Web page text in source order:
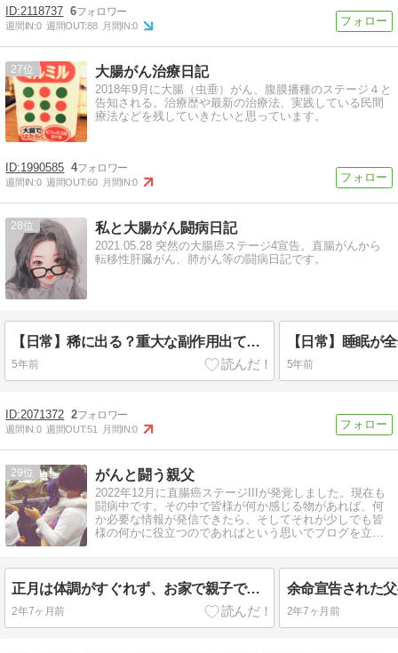
2118737 6
週間IN:0 週間OUT:88 月間IN:0
27 大腸がん治療日記
2018年9月に大腸（虫垂）がん、腹膜播種のステージ４と
告知される。治療歴や最新の治療法、実践している民間
療法などを残していきたいと思っています。
1990585 4
週間IN:0 週間OUT:60 月間IN:0
28 私と大腸がん闘病日記
2021.05.28 突然の大腸癌ステージ4宣告。直腸がんから
転移性肝臓がん、肺がん等の闘病日記です。
【日常】稀に出る？重大な副作用出てます-副作用経過観察15日目
5年前 5年前
2071372 2
週間IN:0 週間OUT:51 月間IN:0
29 がんと闘う親父
2022年12月に直腸癌ステージIIIが発覚しました。現在も
闘病中です。その中で皆様が何か感じる物があれば、何
か必要な情報が発信できたら、そしてそれが少しでも皆
様の何かに役立つのであればという思いでブログを立ち
正月は体調がすぐれず、お家で親子でアクアビーズ。
2年7ヶ月前 2年7ヶ月前